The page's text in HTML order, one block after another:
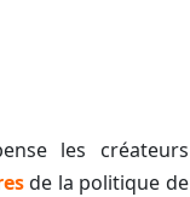
les créateurs
de la politique de